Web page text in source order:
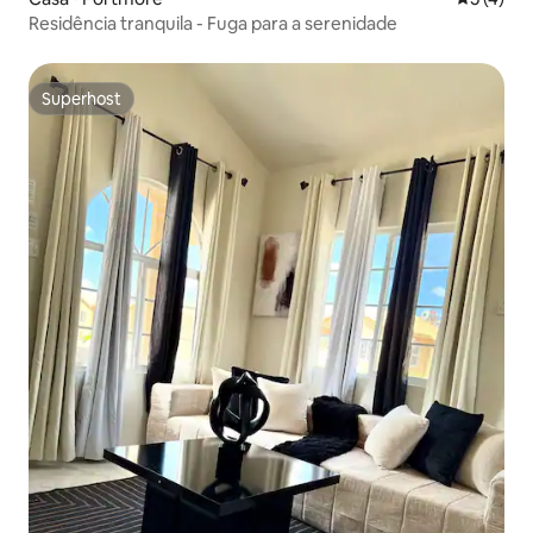
Residência tranquila - Fuga para a serenidade
Superhost
Superhost